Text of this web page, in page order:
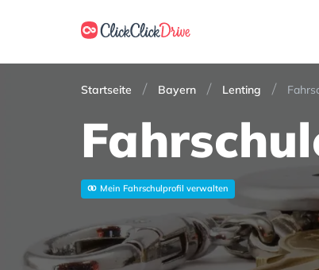
Startseite Bayern Lenting
Mein Fahrschulprofil verwalten